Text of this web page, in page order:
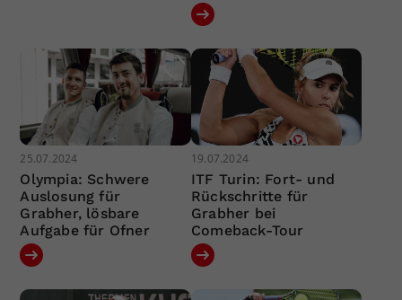
25.07.2024
Olympia: Schwere
Auslosung für
Grabher, lösbare
Aufgabe für Ofner
19.07.2024
ITF Turin: Fort- und
Rückschritte für
Grabher bei
Comeback-Tour